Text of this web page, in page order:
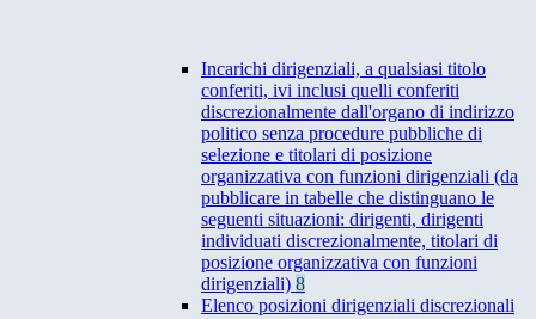
Incarichi dirigenziali, a qualsiasi titolo
conferiti, ivi inclusi quelli conferiti
discrezionalmente dall'organo di indirizzo
politico senza procedure pubbliche di
selezione e titolari di posizione
organizzativa con funzioni dirigenziali (da
pubblicare in tabelle che distinguano le
seguenti situazioni: dirigenti, dirigenti
individuati discrezionalmente, titolari di
posizione organizzativa con funzioni
dirigenziali) 8
Elenco posizioni dirigenziali discrezionali